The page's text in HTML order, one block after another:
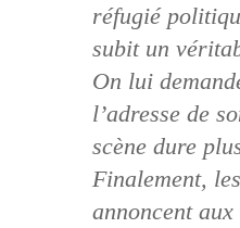
réfugié
subit un
On lui
l’adresse de
scène dure
Finalement,
annoncent